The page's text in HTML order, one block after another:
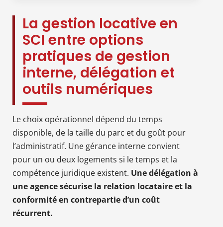
La gestion locative en
SCI entre options
pratiques de gestion
interne, délégation et
outils numériques
Le choix opérationnel dépend du temps
disponible, de la taille du parc et du goût pour
l’administratif. Une gérance interne convient
pour un ou deux logements si le temps et la
compétence juridique existent. Une délégation à
une agence sécurise la relation locataire et la
conformité en contrepartie d’un coût
récurrent.